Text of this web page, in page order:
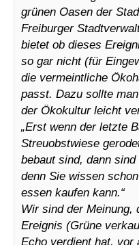
grünen Oasen der
Freiburger
bietet ob dieses
so gar nicht (für
die vermeintliche
passt. Dazu sollte
der Ökokultur leicht
„Erst wenn der letzte
Streuobstwiese
bebaut sind, dann
denn Sie wissen
essen kaufen kann.“
Wir sind der Meinung,
Ereignis (Grüne
Echo verdient hat, vor